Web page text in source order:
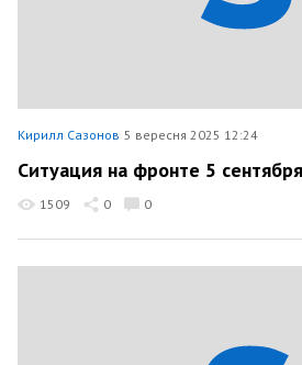
Кирилл Сазонов 5 вересня 2025 12:24
Ситуация на фронте 5
1509 0 0